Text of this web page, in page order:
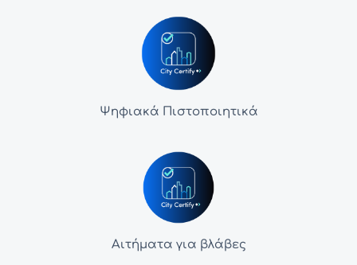
Ψηφιακά Πιστοποιητικά
Αιτήματα για βλάβες